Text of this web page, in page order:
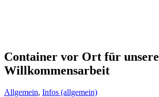
Container vor Ort für unsere
Willkommensarbeit
Allgemein, Infos (allgemein)